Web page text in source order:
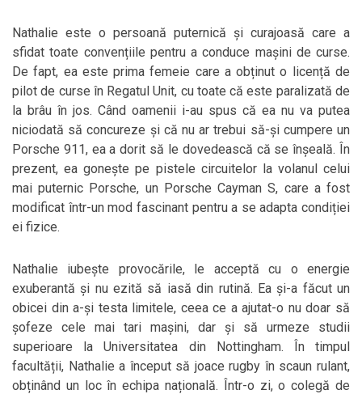
Nathalie este o persoană puternică și curajoasă care a
sfidat toate convențiile pentru a conduce mașini de curse.
De fapt, ea este prima femeie care a obținut o licență de
pilot de curse în Regatul Unit, cu toate că este paralizată de
la brâu în jos. Când oamenii i-au spus că ea nu va putea
niciodată să concureze și că nu ar trebui să-și cumpere un
Porsche 911, ea a dorit să le dovedească că se înșeală. În
prezent, ea gonește pe pistele circuitelor la volanul celui
mai puternic Porsche, un Porsche Cayman S, care a fost
modificat într-un mod fascinant pentru a se adapta condiției
ei fizice.
Nathalie iubește provocările, le acceptă cu o energie
exuberantă și nu ezită să iasă din rutină. Ea și-a făcut un
obicei din a-și testa limitele, ceea ce a ajutat-o nu doar să
șofeze cele mai tari mașini, dar și să urmeze studii
superioare la Universitatea din Nottingham. În timpul
facultății, Nathalie a început să joace rugby în scaun rulant,
obținând un loc în echipa națională. Într-o zi, o colegă de